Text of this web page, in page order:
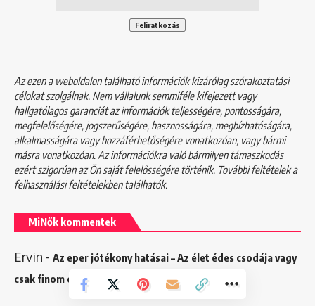
Az ezen a weboldalon található információk kizárólag szórakoztatási
célokat szolgálnak. Nem vállalunk semmiféle kifejezett vagy
hallgatólagos garanciát az információk teljességére, pontosságára,
megfelelőségére, jogszerűségére, hasznosságára, megbízhatóságára,
alkalmasságára vagy hozzáférhetőségére vonatkozóan, vagy bármi
másra vonatkozóan. Az információkra való bármilyen támaszkodás
ezért szigorúan az Ön saját felelősségére történik. További feltételek a
felhasználási feltételekbentalálhatók.
MiNők kommentek
Ervin - Az eper jótékony hatásai – Az élet édes csodája vagy
csak finom csemege?